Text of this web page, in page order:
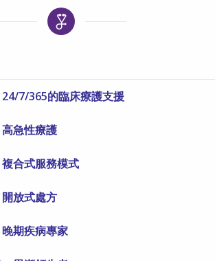
7/365的臨床療護支援
急性療護
合式服務模式
放式處方
期疾病專家